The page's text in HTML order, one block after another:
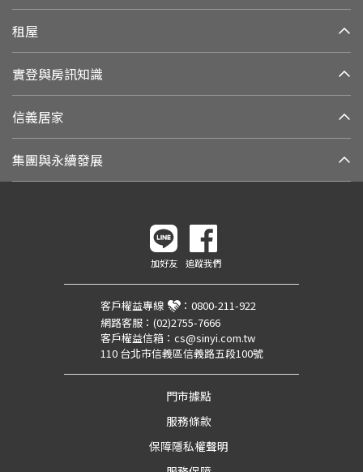
租屋
實登與房訊知識
信義居家
集團與永續發展
加好友 追蹤我們
客戶權益專線 ： 0800-211-922
網路客服： (02)2755-7666
客戶權益信箱： cs@sinyi.com.tw
110 台北市信義區信義路五段100號
門市據點
服務條款
保障隱私權聲明